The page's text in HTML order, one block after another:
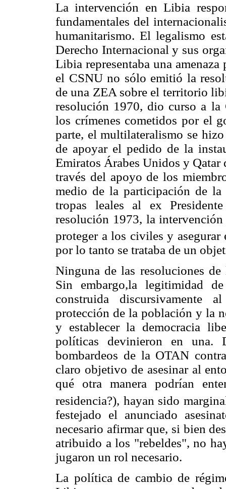
La intervención en Libia
fundamentales del
humanitarismo. El legalismo
Derecho Internacional y sus
Libia representaba una
el CSNU no sólo emitió la
de una ZEA sobre el territorio
resolución 1970, dio curso a la
los crímenes cometidos por el
parte, el multilateralismo se
de apoyar el pedido de la
Emiratos Árabes Unidos y Qatar
través del apoyo de los
medio de la participación de
tropas leales al ex
resolución 1973, la
proteger a los civiles y
por lo tanto se trataba de un
Ninguna de las resoluciones
Sin embargo,la legitimidad
construida discursivamente
protección de la población y la
y establecer la democracia
políticas devinieron en una.
bombardeos de la OTAN
claro objetivo de asesinar al
qué otra manera podrían
residencia?), hayan sido
festejado el anunciado
necesario afirmar que, si bien
atribuido a los "rebeldes", no
jugaron un rol necesario.
La política de cambio de